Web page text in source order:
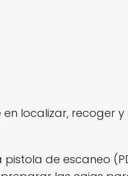
localizar, recoger
pistola de escaneo